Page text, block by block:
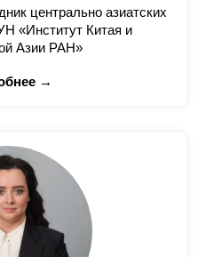
центрально азиатских
«Институт Китая и
Азии РАН»
→